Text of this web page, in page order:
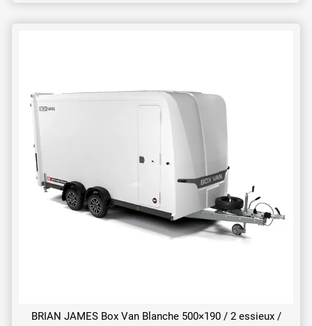
BRIAN JAMES Box Van Blanche 500×190 / 2 essieux /